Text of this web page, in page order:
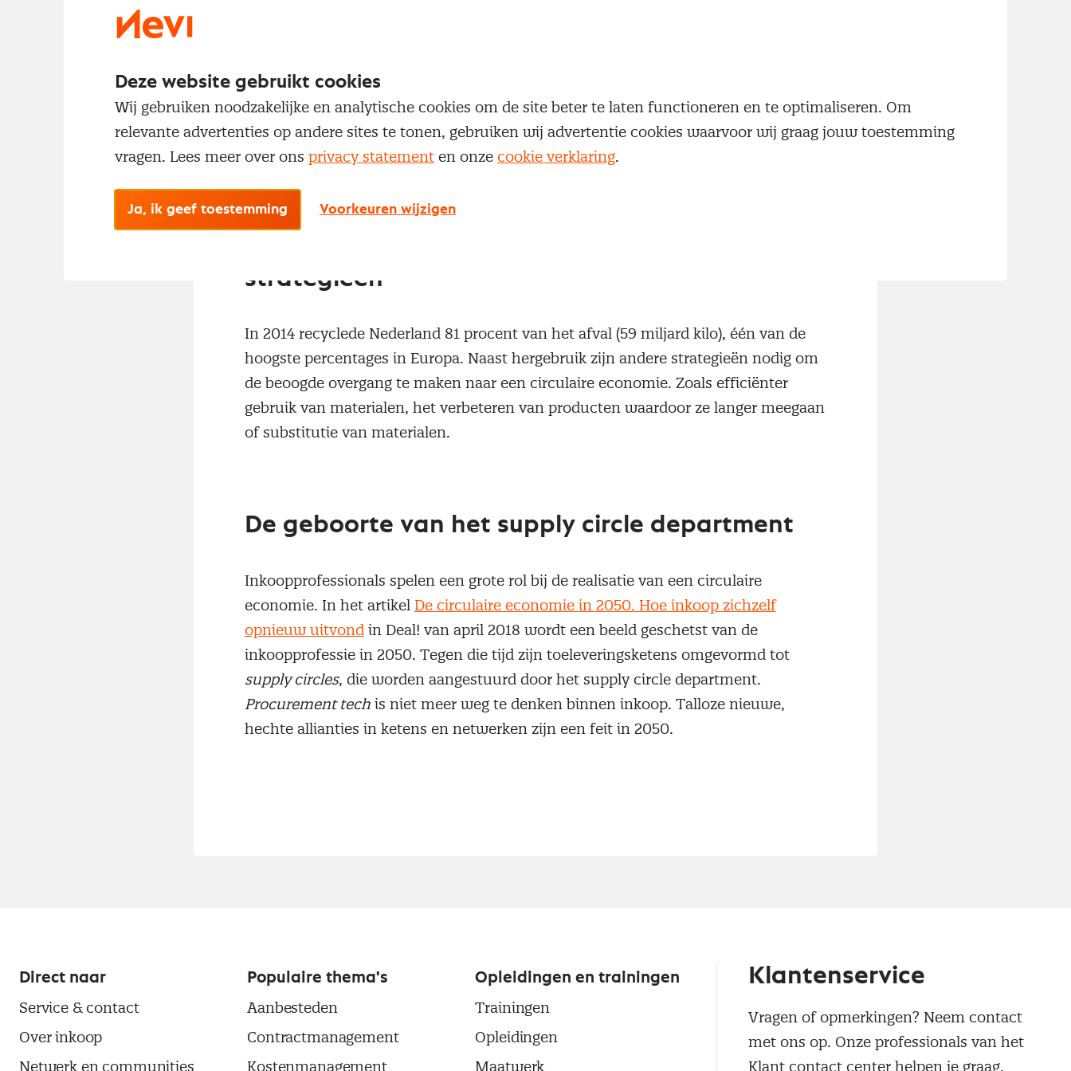
strategieën
In 2014 recyclede Nederland 81 procent van het afval (59 miljard kilo), één van de
hoogste percentages in Europa. Naast hergebruik zijn andere strategieën nodig om
de beoogde overgang te maken naar een circulaire economie. Zoals efficiënter
gebruik van materialen, het verbeteren van producten waardoor ze langer meegaan
of substitutie van materialen.
De geboorte van het supply circle department
Inkoopprofessionals spelen een grote rol bij de realisatie van een circulaire
economie. In het artikel De circulaire economie in 2050. Hoe inkoop zichzelf
opnieuw uitvond in Deal! van april 2018 wordt een beeld geschetst van de
inkoopprofessie in 2050. Tegen die tijd zijn toeleveringsketens omgevormd tot
supply circles, die worden aangestuurd door het supply circle department.
Procurement techis niet meer weg te denken binnen inkoop. Talloze nieuwe,
hechte allianties in ketens en netwerken zijn een feit in 2050.
Direct naar
Service & contact
Over inkoop
Netwerk en communities
Populaire thema's
Aanbesteden
Contractmanagement
Kostenmanagement
Opleidingen en trainingen
Trainingen
Opleidingen
Maatwerk
Klantenservice
Vragen of opmerkingen? Neem contact
met ons op. Onze professionals van het
Klant contact center helpen je graag.
Deze website gebruikt cookies
Wij gebruiken noodzakelijke en analytische cookies om de site beter te laten functioneren en te optimaliseren. Om
relevante advertenties op andere sites te tonen, gebruiken wij advertentie cookies waarvoor wij graag jouw toestemming
vragen. Lees meer over ons privacy statement en onze cookie verklaring.
Ja, ik geef toestemming Voorkeuren wijzigen